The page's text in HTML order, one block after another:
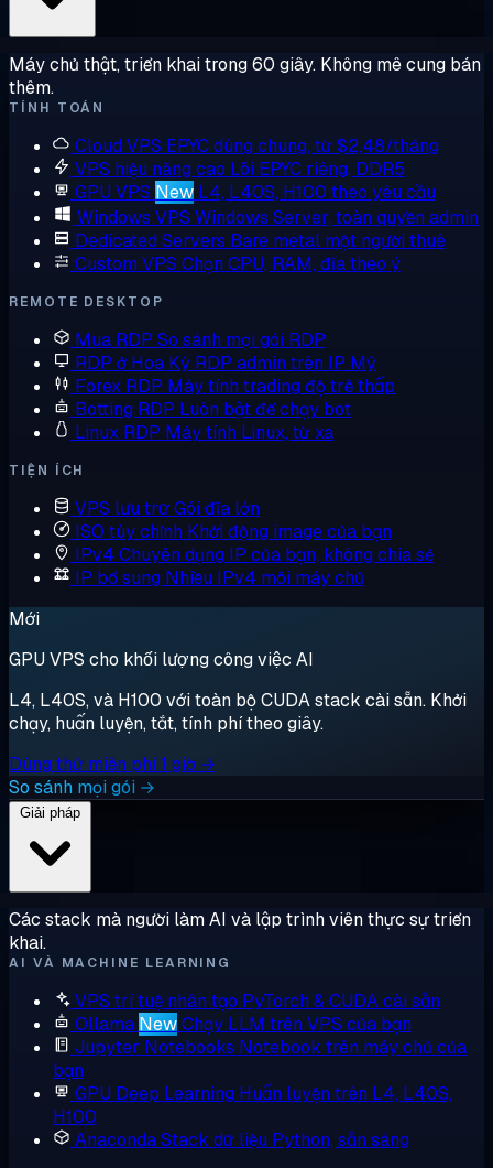
Máy chủ thật, triển khai trong 60 giây. Không mê cung bán
thêm.
TÍNH TOÁN
Cloud VPS EPYC dùng chung, từ $2,48/tháng
VPS hiệu năng cao Lõi EPYC riêng, DDR5
GPU VPS New L4, L40S, H100 theo yêu cầu
Windows VPS Windows Server, toàn quyền admin
Dedicated Servers Bare metal một người thuê
Custom VPS Chọn CPU, RAM, đĩa theo ý
REMOTE DESKTOP
Mua RDP So sánh mọi gói RDP
RDP ở Hoa Kỳ RDP admin trên IP Mỹ
Forex RDP Máy tính trading độ trễ thấp
Botting RDP Luôn bật để chạy bot
Linux RDP Máy tính Linux, từ xa
TIỆN ÍCH
VPS lưu trữGói đĩa lớn
ISO tùy chỉnh Khởi động image của bạn
IPv4 Chuyên dụng IP của bạn, không chia sẻ
IP bổ sung Nhiều IPv4 mỗi máy chủ
Mới
GPU VPS cho khối lượng công việc AI
L4, L40S, và H100 với toàn bộ CUDA stack cài sẵn. Khởi
chạy, huấn luyện, tắt, tính phí theo giây.
Dùng thử miễn phí 1 giờ →
So sánh mọi gói →
Các stack mà người làm AI và lập trình viên thực sự triển
khai.
AI VÀ MACHINE LEARNING
VPS trí tuệ nhân tạo PyTorch & CUDA cài sẵn
Ollama NewChạy LLM trên VPS của bạn
Jupyter Notebooks Notebook trên máy chủ của
bạn
GPU Deep Learning Huấn luyện trên L4, L40S,
H100
AnacondaStack dữ liệu Python, sẵn sàng